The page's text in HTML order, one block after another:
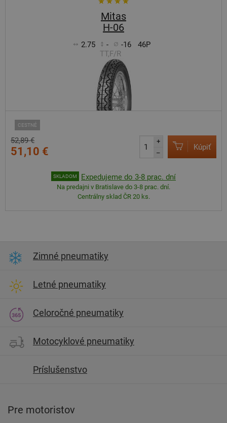
Mitas
H-06
2.75 - -16
46P
TT,F/R
CESTNÉ
52,89 €
51,10 €
+
–
Kúpiť
SKLADOM Expedujeme do 3-8 prac. dní
Na predajni v Bratislave do 3-8 prac. dní.
Centrálny sklad ČR 20 ks.
Zimné pneumatiky
Letné pneumatiky
Celoročné pneumatiky
Motocyklové pneumatiky
Príslušenstvo
Pre motoristov